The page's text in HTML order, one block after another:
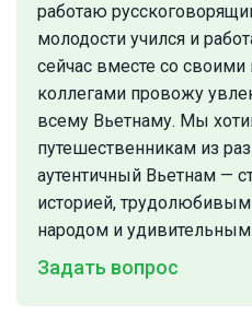
работаю
молодости учился и
сейчас вместе со
коллегами провожу
всему Вьетнаму. Мы
путешественникам из
аутентичный Вьетнам —
историей,
народом и
Задать вопрос